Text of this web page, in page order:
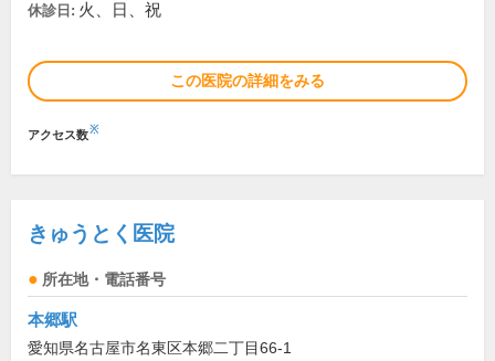
休診日: 火、日、祝
この医院の詳細をみる
アクセス数※
きゅうとく医院
所在地・電話番号
本郷駅
愛知県名古屋市名東区本郷二丁目66-1